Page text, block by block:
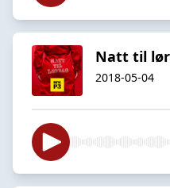
Natt til
2018-05-04